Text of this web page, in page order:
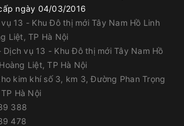
ngày 04/03/2016
13 - Khu Đô thị mới Tây Nam Hồ Linh
Liệt, TP Hà Nội
Dịch vụ 13 - Khu Đô thị mới Tây Nam Hồ
Liệt, TP Hà Nội
kim khí số 3, km 3, Đường Phan Trọng
Hà Nội
388
478